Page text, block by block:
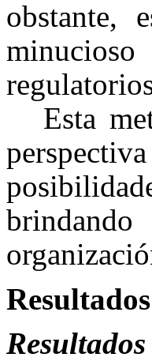
obstante,
Esta
Resultados